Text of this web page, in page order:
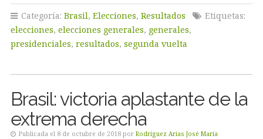
Categoría: Brasil, Elecciones, Resultados
Etiquetas:
elecciones, elecciones generales, generales,
presidenciales, resultados, segunda vuelta
Brasil: victoria aplastante de la
extrema derecha
Publicada el 8 de octubre de 2018 por Rodríguez Arias José María